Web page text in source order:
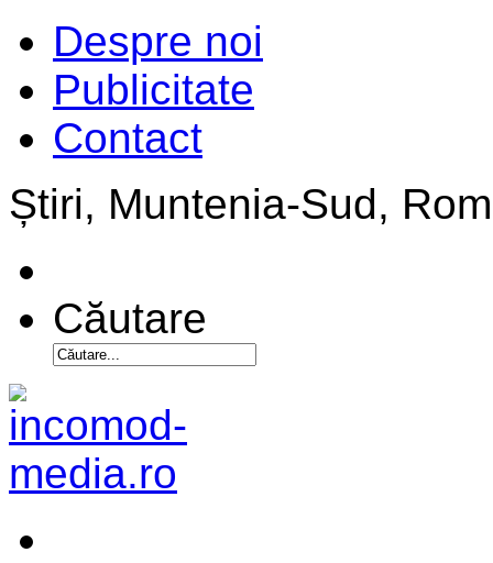
Despre noi
Publicitate
Contact
Știri, Muntenia-Sud,
Căutare